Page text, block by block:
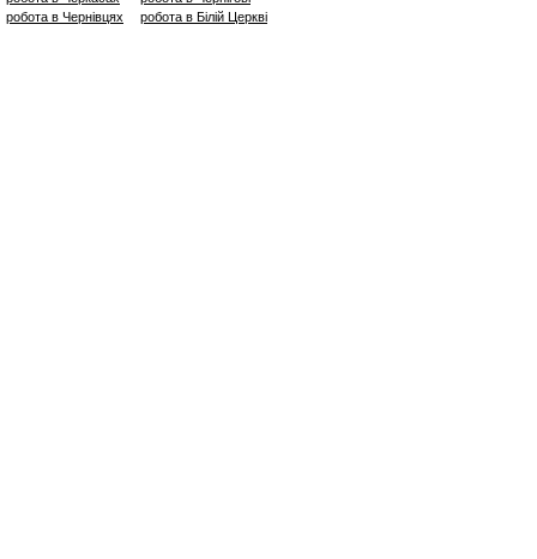
робота в Чернівцях
робота в Білій Церкві